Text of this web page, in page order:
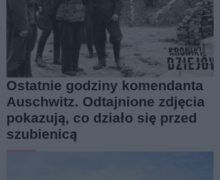
Ostatnie godziny komendanta
Auschwitz. Odtajnione zdjęcia
pokazują, co działo się przed
szubienicą